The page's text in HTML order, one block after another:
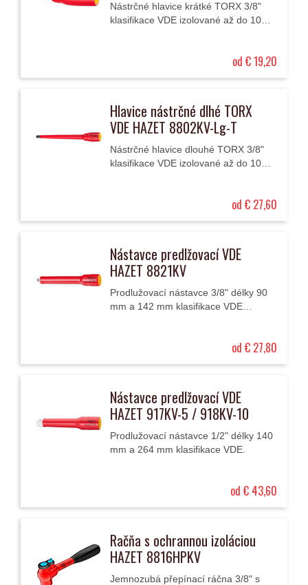
Nástrčné hlavice krátké TORX 3/8"
klasifikace VDE izolované až do 1000
od € 19,20
Hlavice nástrčné dlhé TORX
VDE HAZET 8802KV-Lg-T
Nástrčné hlavice dlouhé TORX 3/8"
klasifikace VDE izolované až do 1000
od € 27,60
Nástavce predlžovací VDE
HAZET 8821KV
Prodlužovací nástavce 3/8" délky 90
mm a 142 mm klasifikace VDE
od € 27,80
Nástavce predlžovací VDE
HAZET 917KV-5 / 918KV-10
Prodlužovací nástavce 1/2" délky 140
mm a 264 mm klasifikace VDE.
od € 43,60
Račňa s ochrannou izoláciou
HAZET 8816HPKV
Jemnozubá přepínací ráčna 3/8" s